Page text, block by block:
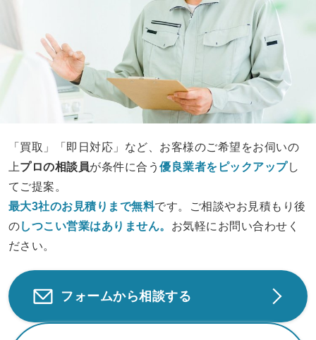
「買取」「即日対応」など、お客様のご希望をお伺いの
上プロの相談員が条件に合う優良業者をピックアップし
てご提案。
最大3社のお見積りまで無料です。ご相談やお見積もり後
のしつこい営業はありません。 お気軽にお問い合わせく
ださい。
フォームから相談する